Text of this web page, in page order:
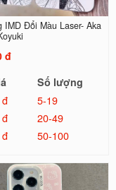
IMD Đổi Màu Laser- Aka
đ
Số lượng
5-19
20-49
50-100